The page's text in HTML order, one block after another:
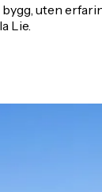
bygg, uten
Lie.